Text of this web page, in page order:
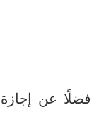
فضلًا عن إجازة